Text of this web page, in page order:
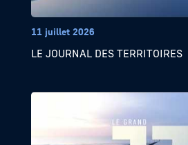
11 juillet 2026
LE JOURNAL DES TERRITOIRES